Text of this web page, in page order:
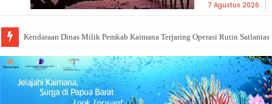
7 Agustus 2026
Kendaraan Dinas Milik Pemkab Kaimana Terjaring Operasi Rutin Satlantas